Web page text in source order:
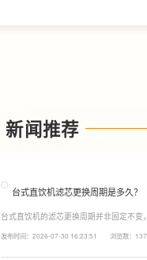
新闻推荐
台式直饮机滤芯更换周期是多久？
台式直饮机的滤芯更换周期并非固定不
命相对较长，通常在2至3年左右，而后置
发布时间：2026-07-30 16:23:51 浏览数：137